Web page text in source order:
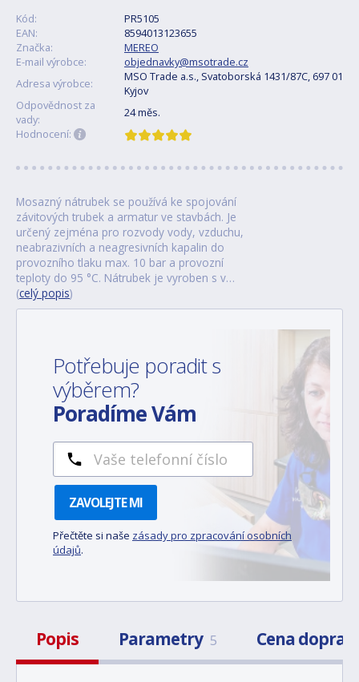
Kód:
PR5105
EAN:
8594013123655
Značka:
MEREO
E-mail výrobce:
objednavky@msotrade.cz
Adresa výrobce:
MSO Trade a.s., Svatoborská 1431/87C, 697 01
Kyjov
Odpovědnost za
vady:
24 měs.
Hodnocení:
Mosazný nátrubek se používá ke spojování
závitových trubek a armatur ve stavbách. Je
určený zejména pro rozvody vody, vzduchu,
neabrazivních a neagresivních kapalin do
provozního tlaku max. 10 bar a provozní
teploty do 95 °C. Nátrubek je vyroben s v…
(celý popis)
Potřebuje poradit s
výběrem?
Poradíme Vám
ZAVOLEJTE MI
Přečtěte si naše zásady pro zpracování osobních
údajů.
Popis Parametry 5 Cena